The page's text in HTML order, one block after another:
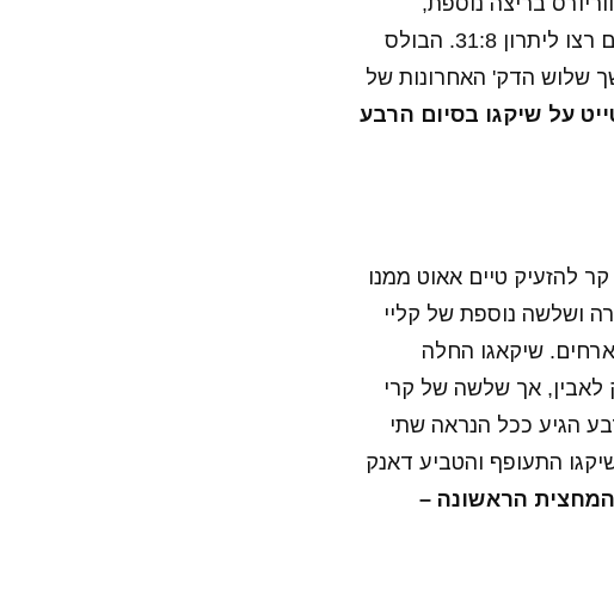
כשמנעו מהבולס לקלוע נקודה אחת לרפואה במשך שלוש דק' בעוד שהם רצו ליתרון 31:8. הבולס
שלוש הדק' האחרונות של
סטייט על שיקגו בסיום הרבע
להזעיק טיים אאוט ממנו
אותם ליתרון 54:29. דקה וחצי עברה ושלשה נוספת של קליי
שלו הערב מתוך שבע זריקות) קבעה יתרון 59:31 למארחים. שיקאגו החלה
לאבין, אך שלשה של קרי
להפרש 25. ההיילייט של הרבע הגיע ככל הנראה שתי
התעופף והטביע דאנק
המחצית הראשונה –